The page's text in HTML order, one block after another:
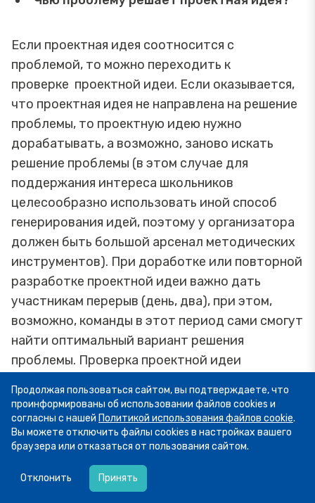
Если проектная идея соотносится с
проблемой, то можно переходить к
проверке проектной идеи. Если оказывается,
что проектная идея не направлена на решение
проблемы, то проектную идею нужно
дорабатывать, а возможно, заново искать
решение проблемы (в этом случае для
поддержания интереса школьников
целесообразно использовать иной способ
генерирования идей, поэтому у организатора
должен быть большой арсенал методических
инструментов). При доработке или повторной
разработке проектной идеи важно дать
участникам перерыв (день, два), при этом,
возможно, команды в этот период сами смогут
найти оптимальный вариант решения
проблемы. Проверка проектной идеи
жизнеспособности — определении того,
насколько данную проектную идею участники
готовы и могут воплотить в жизнь. Очень
проектная идея потом так и остаётся
Сегодня рассказываем о курсе «Семейный
бюджет – как управлять общими деньгами в
Продолжая пользоваться сайтом, вы подтверждаете, что
проинформированы об использовании файлов cookies и
согласны с нашей Политикой использования файлов cookie.
Вы можете отключить файлы cookies в настройках вашего
браузера или отказаться от пользования сайтом.
Отклонить Принять